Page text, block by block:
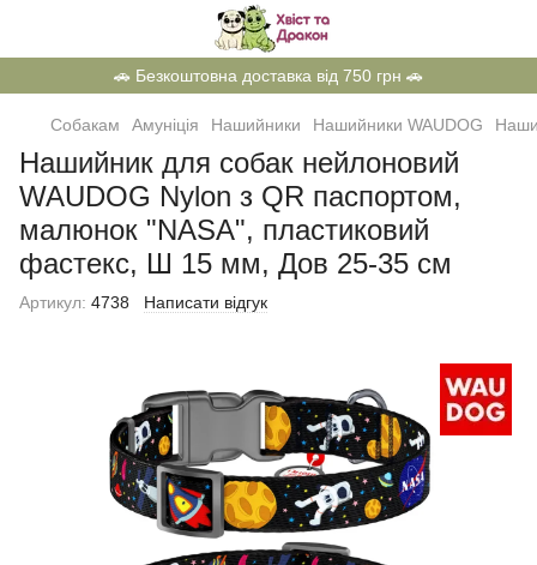
🚗 Безкоштовна доставка від 750 грн 🚗
Собакам Амуніція Нашийники Нашийники WAUDOG
Нашийник для собак нейлоновий
WAUDOG Nylon з QR паспортом,
малюнок "NASA", пластиковий
фастекс, Ш 15 мм, Дов 25-35 см
Артикул: 4738 Написати відгук